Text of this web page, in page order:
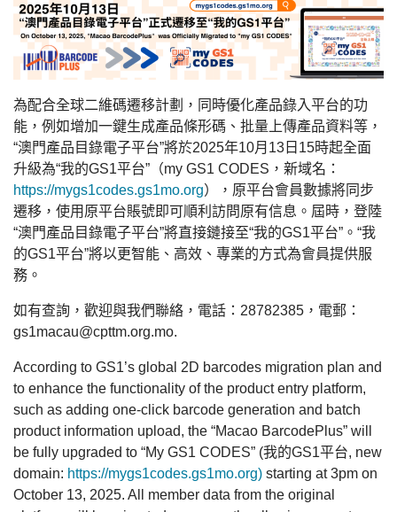
為配合全球二維碼遷移計劃，同時優化產品錄入平台的功
能，例如增加一鍵生成產品條形碼、批量上傳產品資料等，
“澳門產品目錄電子平台”將於2025年10月13日15時起全面
升級為“我的GS1平台”（my GS1 CODES，新域名：
https://mygs1codes.gs1mo.org），原平台會員數據將同步
遷移，使用原平台賬號即可順利訪問原有信息。屆時，登陸
“澳門產品目錄電子平台”將直接鏈接至“我的GS1平台”。“我
的GS1平台”將以更智能、高效、專業的方式為會員提供服
務。
如有查詢，歡迎與我們聯絡，電話：28782385，電郵：
gs1macau@cpttm.org.mo.
According to GS1’s global 2D barcodes migration plan and
to enhance the functionality of the product entry platform,
such as adding one-click barcode generation and batch
product information upload, the “Macao BarcodePlus” will
be fully upgraded to “My GS1 CODES” (我的GS1平台, new
domain: https://mygs1codes.gs1mo.org) starting at 3pm on
October 13, 2025. All member data from the original